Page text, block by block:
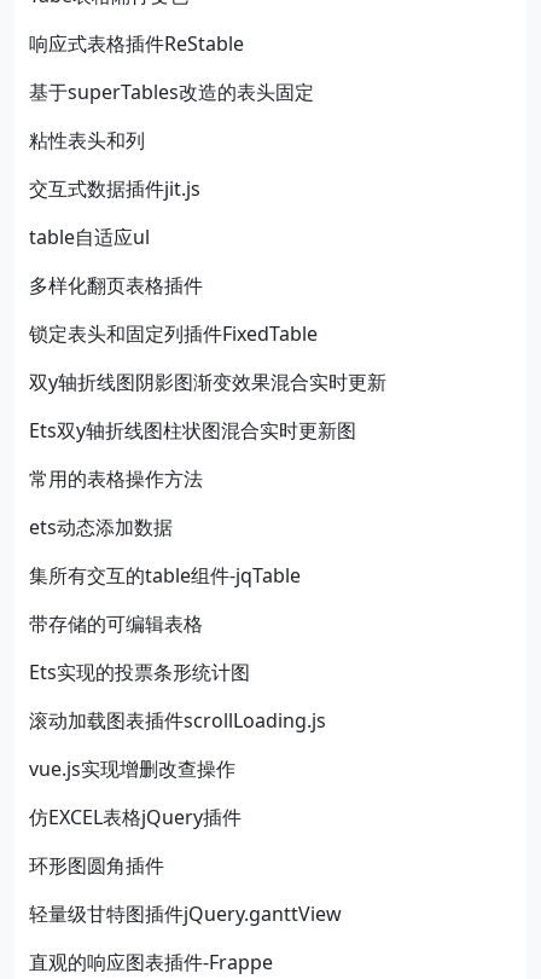
响应式表格插件ReStable
基于superTables改造的表头固定
粘性表头和列
交互式数据插件jit.js
table自适应ul
多样化翻页表格插件
锁定表头和固定列插件FixedTable
双y轴折线图阴影图渐变效果混合实时更新
Ets双y轴折线图柱状图混合实时更新图
常用的表格操作方法
ets动态添加数据
集所有交互的table组件-jqTable
带存储的可编辑表格
Ets实现的投票条形统计图
滚动加载图表插件scrollLoading.js
vue.js实现增删改查操作
仿EXCEL表格jQuery插件
环形图圆角插件
轻量级甘特图插件jQuery.ganttView
直观的响应图表插件-Frappe